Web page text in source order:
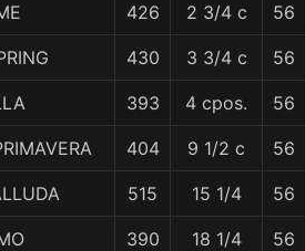
426 2 3/4 c 56
430 3 3/4 c 56
393 4 cpos. 56
404 9 1/2 c 56
515 15 1/4 56
390 18 1/4 56